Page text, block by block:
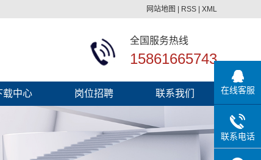
网站地图 RSS XML
全国服务热线
15861665743
载中心 岗位招聘 联系我们 在线客服
联系电话